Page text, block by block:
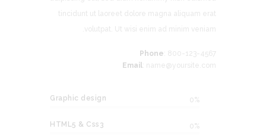
tincidunt ut laoreet dolore magna aliquam erat
volutpat. Ut wisi enim ad minim veniam.
Phone : 800-123-4567
Email : name@yoursite.com
Graphic design 0%
HTML5 & Css3 0%